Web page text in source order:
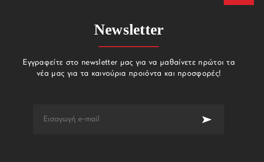
Newsletter
Εγγραφείτε στο newsletter μας για να μαθαίνετε πρώτοι τα
νέα μας για τα καινούρια προιόντα και προσφορές!